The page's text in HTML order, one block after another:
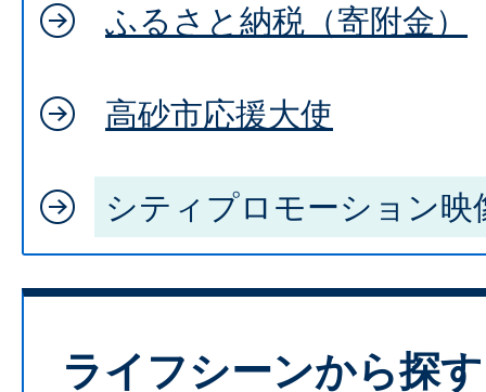
ふるさと納税（寄附金）
高砂市応援大使
シティプロモーション映
ライフシーンから探す